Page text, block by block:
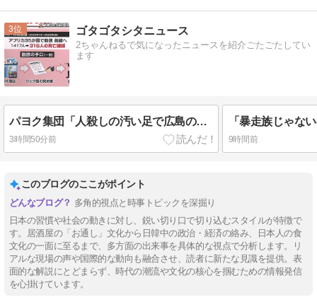
3 ゴタゴタシタニュース
2ちゃんねるで気になったニュースを紹介ごたごたしてい
ます
パヨク集団「人殺しの汚い足で広島の土を踏むな！」→広島県民「お前らの方が汚いんじゃ！」
3時間50分前 9時間前
このブログのここがポイント
多角的視点と時事トピックを深掘り
日本の習慣や社会の動きに対し、鋭い切り口で切り込むスタイルが特徴で
す。居酒屋の「お通し」文化から日韓中の政治・経済の絡み、日本人の食
文化の一面に至るまで、多方面の出来事を具体的な視点で分析します。リ
アルな現場の声や国際的な動向も融合させ、読者に新たな見識を提供。表
面的な解説にとどまらず、時代の潮流や文化の核心を掴むための情報発信
を心掛けています。